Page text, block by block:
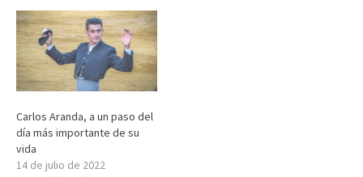
Carlos Aranda, a un paso del
día más importante de su
vida
14 de julio de 2022